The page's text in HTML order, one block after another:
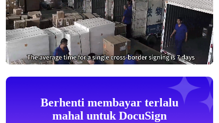
Berhenti membayar terlalu
mahal untuk DocuSign